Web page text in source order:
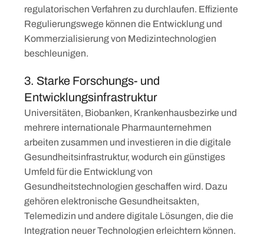
regulatorischen Verfahren zu durchlaufen. Effiziente
Regulierungswege können die Entwicklung und
Kommerzialisierung von Medizintechnologien
beschleunigen.
3. Starke Forschungs- und
Entwicklungsinfrastruktur
Universitäten, Biobanken, Krankenhausbezirke und
mehrere internationale Pharmaunternehmen
arbeiten zusammen und investieren in die digitale
Gesundheitsinfrastruktur, wodurch ein günstiges
Umfeld für die Entwicklung von
Gesundheitstechnologien geschaffen wird. Dazu
gehören elektronische Gesundheitsakten,
Telemedizin und andere digitale Lösungen, die die
Integration neuer Technologien erleichtern können.